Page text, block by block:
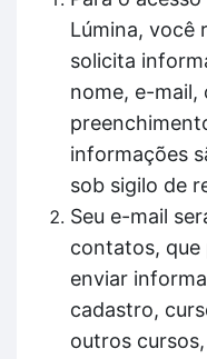
Lúmina, você
solicita
nome, e-mail,
informações
sob sigilo de
Seu e-mail
contatos, que
enviar
cadastro,
outros